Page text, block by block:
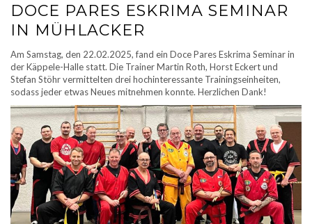
DOCE PARES ESKRIMA SEMINAR
IN MÜHLACKER
Am Samstag, den 22.02.2025, fand ein Doce Pares Eskrima Seminar in
der Käppele-Halle statt. Die Trainer Martin Roth, Horst Eckert und
Stefan Stöhr vermittelten drei hochinteressante Trainingseinheiten,
sodass jeder etwas Neues mitnehmen konnte. Herzlichen Dank!